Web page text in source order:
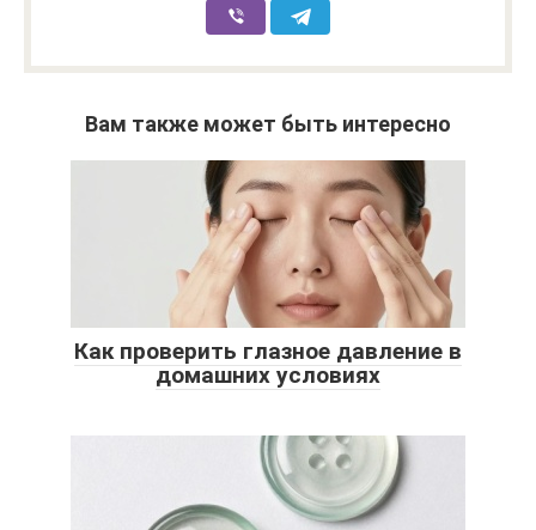
Вам также может быть интересно
Как проверить глазное давление в
домашних условиях